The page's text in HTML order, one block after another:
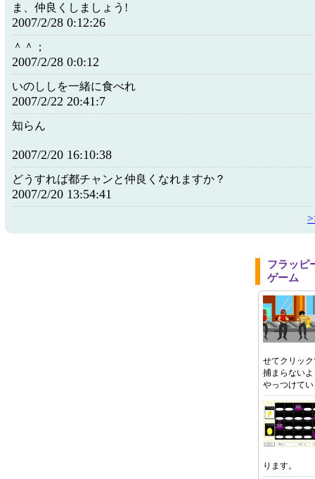
ま、仲良くしましょう!
2007/2/28 0:12:26
＾＾；
2007/2/28 0:0:12
いのししを一緒に食べれ
2007/2/22 20:41:7
知らん
2007/2/20 16:10:38
どうすれば都チャンと仲良くなれますか？
2007/2/20 13:54:41
フラッピ
ゲーム
せてクリッ
捕まらない
やっつけて
ります。